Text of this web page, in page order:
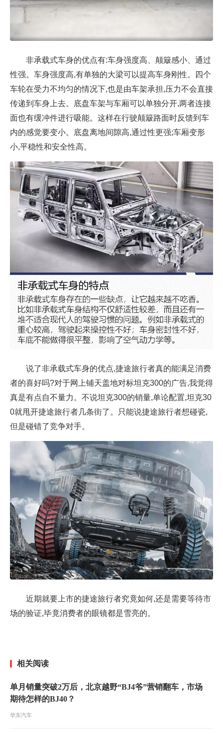
非承载式车身的优点有:车身强度高、颠簸感小、通过
性强。车身强度高,有单独的大梁可以提高车身刚性。四个
车轮在受力不均匀的情况下,也是由车架承担,压力不会直接
传递到车身上去。底盘车架与车厢可以单独分开,两者连接
面也有缓冲件进行吸能。这样在行驶颠簸路面时反馈到车
内的感觉要变小。底盘离地间隙高,通过性更强;车厢变形
小,平稳性和安全性高。
说了非承载式车身的优点,捷途旅行者真的能满足消费
者的喜好吗?对于网上铺天盖地对标坦克300的广告,我觉得
真是有点自不量力。不说坦克300的销量,单论配置,坦克30
0就甩开捷途旅行者几条街了。只能说捷途旅行者想碰瓷,
但是碰错了竞争对手。
近期就要上市的捷途旅行者究竟如何,还是需要等待市
场的验证,毕竟消费者的眼镜都是雪亮的。
相关阅读
单月销量突破2万后，北京越野“BJ4爷”营销翻车，市场
期待怎样的BJ40？
华东汽车